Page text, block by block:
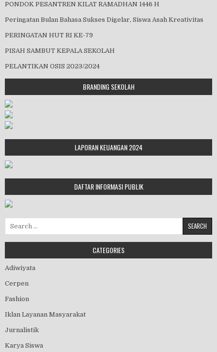
PONDOK PESANTREN KILAT RAMADHAN 1446 H
Peringatan Bulan Bahasa Sukses Digelar, Siswa Asah Kreativitas
PERINGATAN HUT RI KE-79
PISAH SAMBUT KEPALA SEKOLAH
PELANTIKAN OSIS 2023/2024
BRANDING SEKOLAH
LAPORAN KEUANGAN 2024
DAFTAR INFORMASI PUBLIK
Search for:
CATEGORIES
Adiwiyata
Cerpen
Fashion
Iklan Layanan Masyarakat
Jurnalistik
Karya Siswa